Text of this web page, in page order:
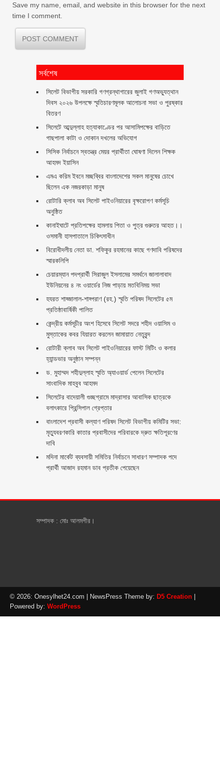
Save my name, email, and website in this browser for the next
time I comment.
সর্বশেষ
সিলেট বিভাগীয় সরকারি গণগ্রন্থাগারের জুলাই গণঅভ্যুত্থান
দিবস ২০২৬ উপলক্ষে স্মৃতিচারণমূলক আলোচনা সভা ও পুরষ্কার
বিতরণ ‎ ‎
সিলেটে আব্দুল্লাহ হত্যাকাণ্ডের পর আসামিপক্ষের বাড়িতে
গাছপালা কাটা ও দোকান দখলের অভিযোগ
সিসিক নির্বাচনে স্বতন্ত্র মেয়র প্রার্থীতা ঘোষণা দিলেন শিক্ষক
আহমদ ইয়াসিন
এমএ করিম ইবনে মচ্ছব্বির বাংলাদেশের সকল মানুষের চোখে
ছিলেন এক নজরকাড়া মানুষ ‎
রোটারি ক্লাব অব সিলেট পাইওনিয়ারের বৃক্ষরোপণ কর্মসূচি
অনুষ্ঠিত
কানাইঘাটে প্রতিপক্ষের হামলায় পিতা ও পুত্র গুরুতর আহত।।
ওসমানী হাসপাতালে চিকিৎসাধীন
বিরোধীদলীয় নেতা ডা. শফিকুর রহমানের কাছে গণদাবি পরিষদের
স্মারকলিপি ‎
চেয়ারম্যান পদপ্রার্থী সিরাজুল ইসলামের সমর্থনে জালালাবাদ
ইউনিয়নের ৪ নং ওয়ার্ডের নিজ পাড়ায় মতবিনিময় সভা
হযরত শাহ্জালাল-শাহ্পরাণ (রহ.) স্মৃতি পরিষদ সিলেটের ৫ম
প্রতিষ্ঠাবার্ষিকী পালিত ‎​
কেন্দ্রীয় কর্মসূচীর অংশ হিসেবে সিলেট সদরে শহীদ ওয়াসিম ও
মুস্তাকের কবর যিয়ারত করলেন জামায়াত নেতৃবৃন্দ ‎
রোটারী ক্লাব অব সিলেট পাইওনিয়ারের ফাস্ট মিটিং ও কলার
হ্যান্ডভার অনুষ্ঠান সম্পন্ন
ড. মুহাম্মদ শহীদুল্লাহ স্মৃতি অ্যাওয়ার্ড পেলেন সিলেটের
সাংবাদিক মাহবুব আহমদ
সিলেটের বাদেয়ালী গুচ্ছগ্রামে মাদ্রাসার আবাসিক ছাত্রকে
বলাৎকারে প্রিন্সিপাল গ্রেপ্তার ‎
বাংলাদেশ প্রবাসী কল্যাণ পরিষদ সিলেট বিভাগীয় কমিটির সভা:
মৃত্যুবরণকারি কাতার প্রবাসীদের পরিবারকে দ্রুত ক্ষতিপূরণের
দাবি
মদিনা মার্কেট ব্যবসায়ী সমিতির নির্বাচনে সাধারণ সম্পাদক পদে
প্রার্থী আজাদ রহমান ডাব প্রতীক পেয়েছেন ‎
সম্পাদক : মোঃ আলমগীর।
© 2026: Onesylhet24.com | NewsPress Theme by: D5 Creation
Powered by: WordPress